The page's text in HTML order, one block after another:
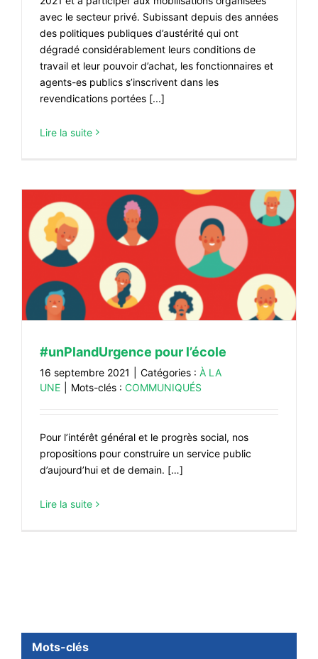
avec le secteur privé. Subissant depuis des années
des politiques publiques d’austérité qui ont
dégradé considérablement leurs conditions de
travail et leur pouvoir d’achat, les fonctionnaires et
agents-es publics s’inscrivent dans les
revendications portées [...]
Lire la suite
#unPlandUrgence pour l’école
16 septembre 2021 Catégories : À LA
UNE
Mots-clés : COMMUNIQUÉS
Pour l’intérêt général et le progrès social, nos
propositions pour construire un service public
d’aujourd’hui et de demain. […]
Lire la suite
Mots-clés